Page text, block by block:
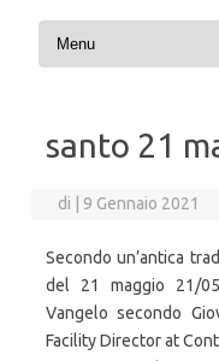
Vai al contenuto
santo 21
di 9 Gennaio 2021
Secondo un’antica
del 21 maggio 21/
Vangelo secondo
Facility Director at